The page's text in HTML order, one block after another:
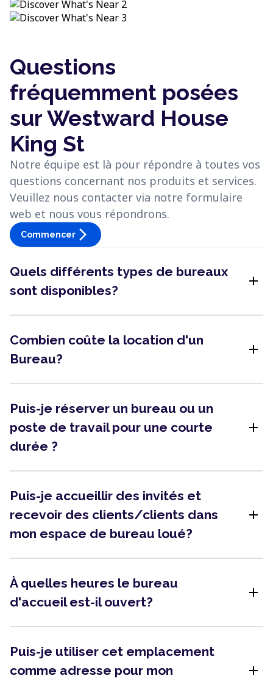
Questions
fréquemment posées
sur Westward House
King St
Notre équipe est là pour répondre à toutes vos
questions concernant nos produits et services.
Veuillez nous contacter via notre formulaire
web et nous vous répondrons.
Commencer arrow_forward_ios
Quels différents types de bureaux
sont disponibles?
add
Combien coûte la location d'un
Bureau?
add
Puis-je réserver un bureau ou un
poste de travail pour une courte
durée ?
add
Puis-je accueillir des invités et
recevoir des clients/clients dans
mon espace de bureau loué?
add
À quelles heures le bureau
d'accueil est-il ouvert?
add
Puis-je utiliser cet emplacement
comme adresse pour mon
add